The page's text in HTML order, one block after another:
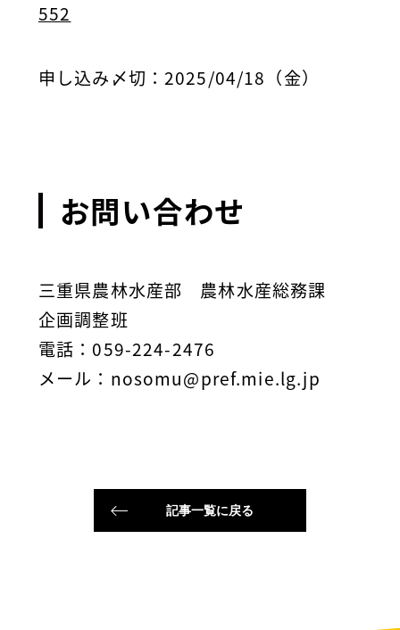
552
申し込み〆切：2025/04/18（金）
お問い合わせ
三重県農林水産部 農林水産総務課
企画調整班
電話：059-224-2476
メール：nosomu@pref.mie.lg.jp
記事一覧に戻る